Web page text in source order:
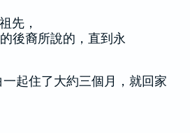
先，
後裔所說的，直到永
一起住了大約三個月，就回家